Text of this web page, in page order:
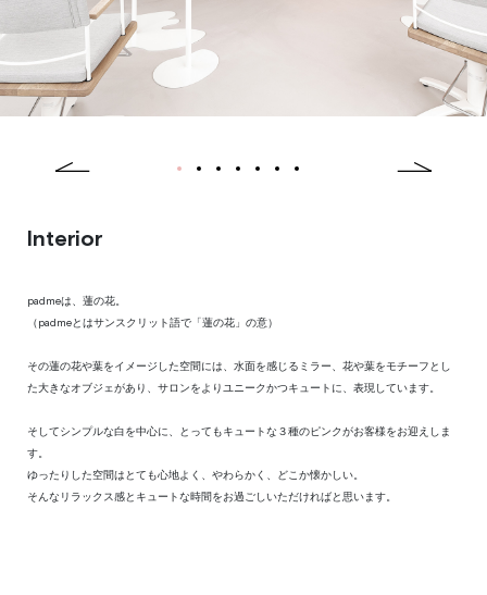
Interior
padmeは、蓮の花。
（padmeとはサンスクリット語で「蓮の花」の意）
その蓮の花や葉をイメージした空間には、水面を感じるミラー、花や葉をモチーフとし
た大きなオブジェがあり、サロンをよりユニークかつキュートに、表現しています。
そしてシンプルな白を中心に、とってもキュートな３種のピンクがお客様をお迎えしま
す。
ゆったりした空間はとても心地よく、やわらかく、どこか懐かしい。
そんなリラックス感とキュートな時間をお過ごしいただければと思います。
Previous Next